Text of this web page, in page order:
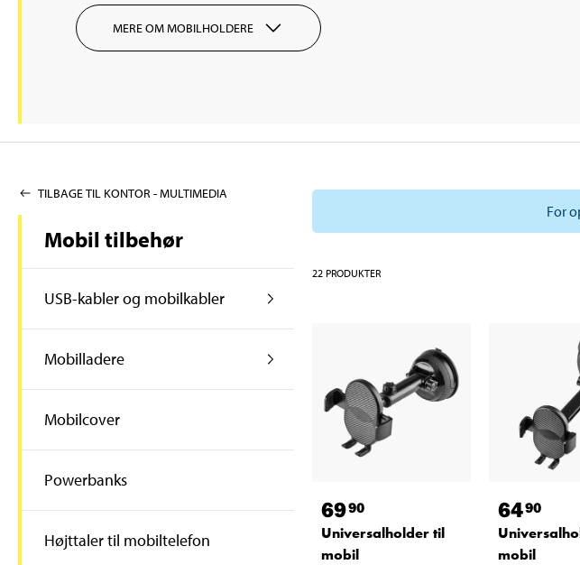
MERE OM MOBILHOLDERE
TILBAGE TIL KONTOR - MULTIMEDIA
Mobil tilbehør
USB-kabler og mobilkabler
Mobilladere
Mobilcover
Powerbanks
Højttaler til mobiltelefon
For
22 PRODUKTER
6990
Universalholder til
mobil
6490
mobil